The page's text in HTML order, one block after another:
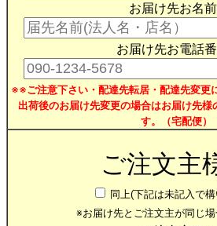
お届け先お名
お届け先お電話
※※ご注意下さい・配達先転居・配達先変更
出荷後のお届け先変更の場合はお届け先様
す。（宅配便）
ご注文主
同上(下記は未記入で
※お届け先とご注文主が同じ場